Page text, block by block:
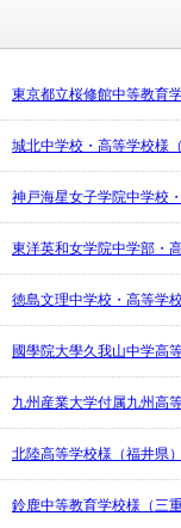
東京都立桜修館中等教育
城北中学校・高等学校様
神戸海星女子学院中学校
東洋英和女学院中学部・
徳島文理中学校・高等学
國學院大學久我山中学高
九州産業大学付属九州高
北陸高等学校様（福井県
鈴鹿中等教育学校様（三